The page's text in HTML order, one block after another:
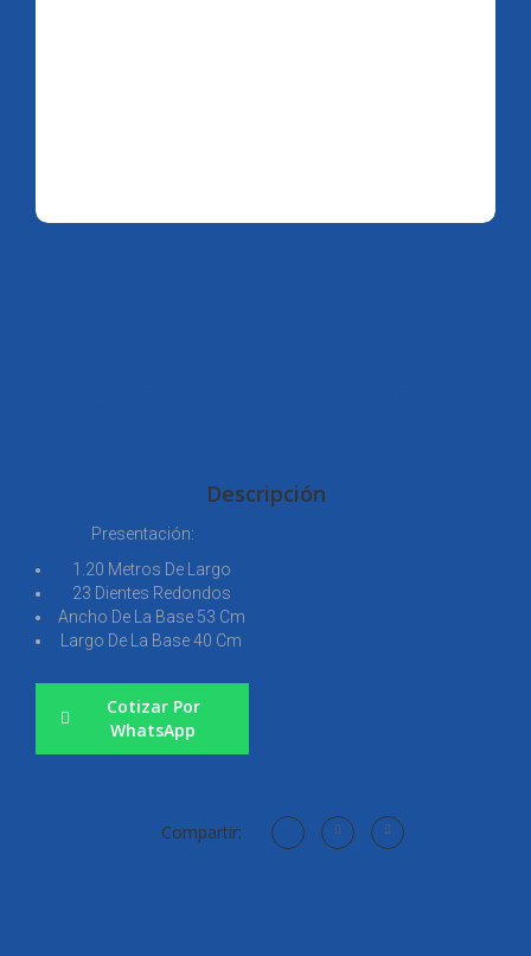
Descripción
Presentación:
1.20 Metros De Largo
23 Dientes Redondos
Ancho De La Base 53 Cm
Largo De La Base 40 Cm
Cotizar Por
WhatsApp
Compartir: